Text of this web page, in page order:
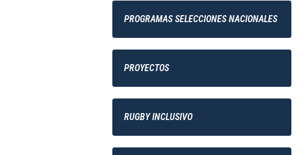
PROGRAMAS SELECCIONES NACIONALES
PROYECTOS
RUGBY INCLUSIVO